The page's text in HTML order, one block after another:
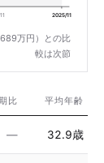
2025/11
万円）との比
較は次節
比 平均年齢
— 32.9歳